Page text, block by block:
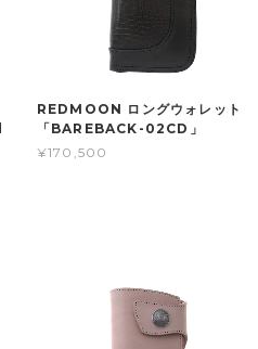
REDMOON ロングウォレット
「BAREBACK-02CD」
¥170,500